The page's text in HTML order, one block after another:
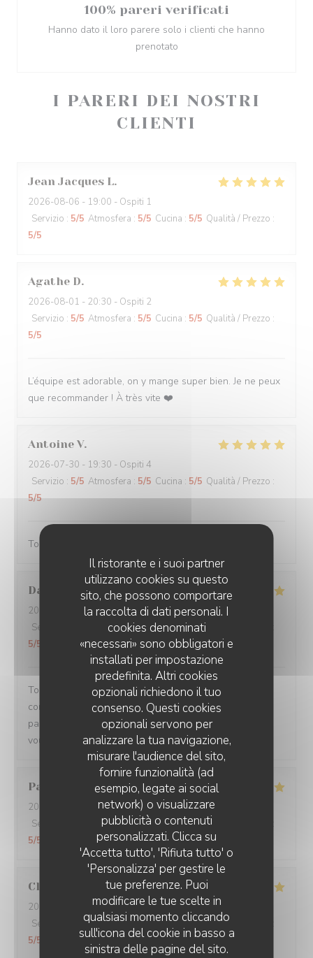
Il ristorante e i suoi partner
utilizzano cookies su questo
sito, che possono comportare
la raccolta di dati personali. I
cookies denominati
«necessari» sono obbligatori e
installati per impostazione
predefinita. Altri cookies
opzionali richiedono il tuo
consenso. Questi cookies
opzionali servono per
analizzare la tua navigazione,
misurare l'audience del sito,
fornire funzionalità (ad
esempio, legate ai social
network) o visualizzare
pubblicità o contenuti
personalizzati. Clicca su
'Accetta tutto', 'Rifiuta tutto' o
'Personalizza' per gestire le
tue preferenze. Puoi
modificare le tue scelte in
qualsiasi momento cliccando
sull'icona del cookie in basso a
sinistra delle pagine del sito.
I PARERI DEI NOSTRI
CLIENTI
Jean Jacques L
2026-08-06 - 19:00 - Ospiti 1
Servizio : 5/5 Atmosfera : 5/5 Cucina : 5/5 Qualità / Prezzo :
5/5
Agathe D
2026-08-01 - 20:30 - Ospiti 2
Servizio : 5/5 Atmosfera : 5/5 Cucina : 5/5 Qualità / Prezzo :
5/5
L’équipe est adorable, on y mange super bien. Je ne peux
que recommander ! À très vite ❤️
Antoine V
2026-07-30 - 19:30 - Ospiti 4
Servizio : 5/5 Atmosfera : 5/5 Cucina : 5/5 Qualità / Prezzo :
5/5
Toujours servi avec bonne humeur ! Plats délicieux
Damien C
2026-08-01
- 19:15 - Ospiti 3
Servizio
Atmosfera: 5/5 Cucina:5/5
5/5
Toujours un plaisir de venir dans ce restaurant qui
commence toujours par un accueil chaleureux. Tout est
parfait si service à la cuisine. Ne changez rien Merci à
vous
Pascal
2026-07-31
- 20:45 - Ospiti 2
Servizio
Atmosfera:5/5 Cucina:5/5 Qualità / Prezzo
5/5
Claire
2026-07-30
- 20:30 - Ospiti 4
Servizio
/5 Atmosfera : 5/5 Cucina :5/5 Qualità / Prezzo
5/5
100% pareri verificati
Hanno dato il loro parere solo i clienti che hanno
prenotato